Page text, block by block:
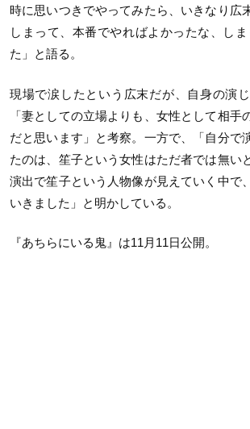
時に思いつきでやってみたら、いきなり広
しまって、本番でやればよかったな、し
た」と語る。
現場で涙したという広末だが、自身の演
「妻としての立場よりも、女性として相手
だと思います」と考察。一方で、「自分で
たのは、笙子という女性はただ者では無い
演出で笙子という人物像が見えていく中で
いきました」と明かしている。
『あちらにいる鬼』は11月11日公開。